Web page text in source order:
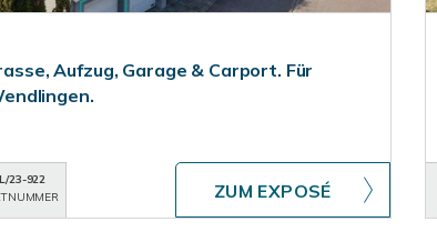
Aufzug, Garage & Carport. Für
23-922
ZUM EXPOSÉ